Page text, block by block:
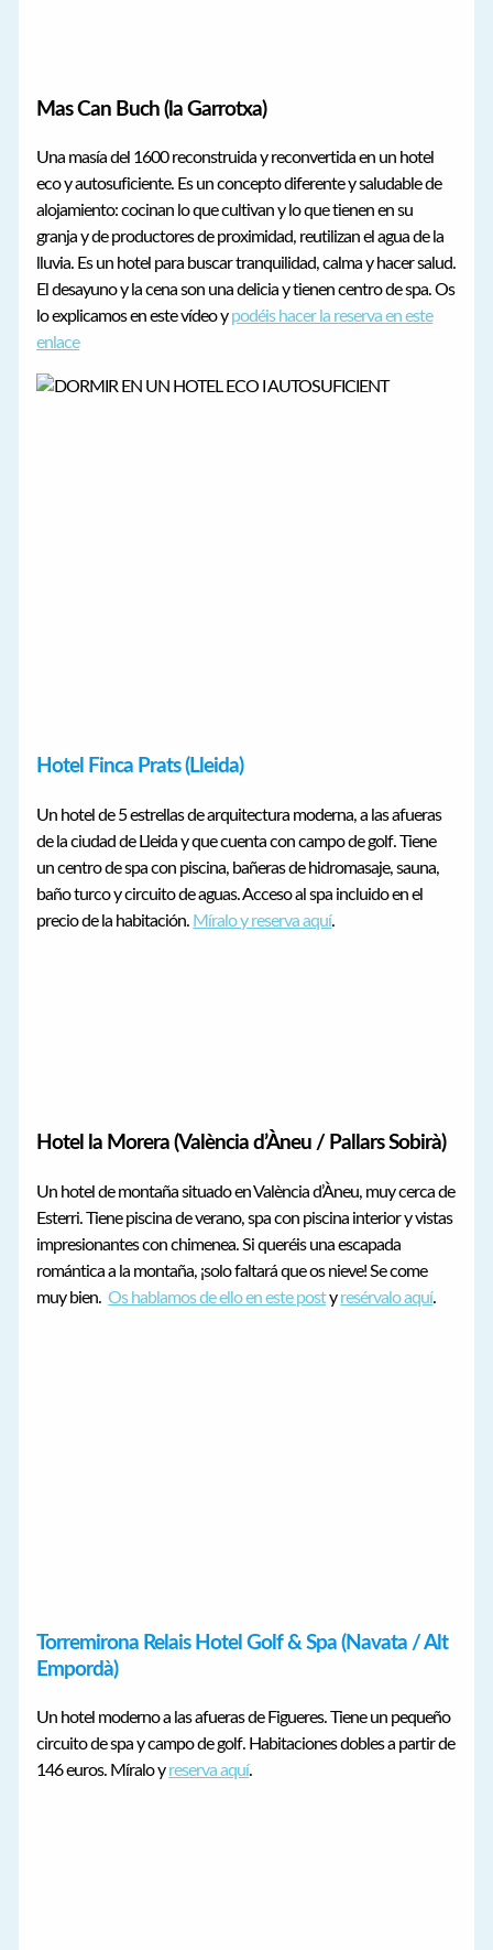
Mas Can Buch (la Garrotxa)
Una masía del 1600 reconstruida y reconvertida en un hotel
eco y autosuficiente. Es un concepto diferente y saludable de
alojamiento: cocinan lo que cultivan y lo que tienen en su
granja y de productores de proximidad, reutilizan el agua de la
lluvia. Es un hotel para buscar tranquilidad, calma y hacer salud.
El desayuno y la cena son una delicia y tienen centro de spa. Os
lo explicamos en este vídeo ypodéis hacer la reserva en este
enlace
Hotel Finca Prats (Lleida)
Un hotel de 5 estrellas de arquitectura moderna, a las afueras
de la ciudad de Lleida y que cuenta con campo de golf. Tiene
un centro de spa con piscina, bañeras de hidromasaje, sauna,
baño turco y circuito de aguas. Acceso al spa incluido en el
precio de la habitación. Míralo y reserva aquí.
Hotel la Morera (València d’Àneu / Pallars Sobirà)
Un hotel de montaña situado en València d’Àneu, muy cerca de
Esterri. Tiene piscina de verano, spa con piscina interior y vistas
impresionantes con chimenea. Si queréis una escapada
romántica a la montaña, ¡solo faltará que os nieve! Se come
muy bien.Os hablamos de ello en este postyresérvalo aquí.
Torremirona Relais Hotel Golf & Spa (Navata / Alt
Empordà)
Un hotel moderno a las afueras de Figueres. Tiene un pequeño
circuito de spa y campo de golf. Habitaciones dobles a partir de
146 euros. Míralo yreserva aquí.